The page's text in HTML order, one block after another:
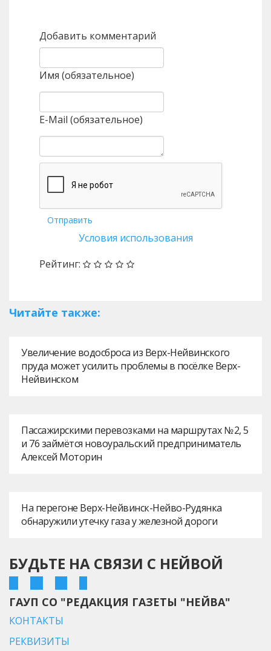
Добавить комментарий
Имя (обязательное)
E-Mail (обязательное)
Отправить
Условия использования
Рейтинг:
Читайте также:
Увеличение водосброса из Верх-Нейвинского
пруда может усилить проблемы в посёлке Верх-
Нейвинском
Пассажирскими перевозками на маршрутах № 2, 5
и 76 займётся новоуральский предприниматель
Алексей Моторин
На перегоне Верх-Нейвинск-Нейво-Рудянка
обнаружили утечку газа у железной дороги
БУДЬТЕ НА СВЯЗИ С НЕЙВОЙ
ГАУП СО "РЕДАКЦИЯ ГАЗЕТЫ "НЕЙВА"
КОНТАКТЫ
РЕКВИЗИТЫ